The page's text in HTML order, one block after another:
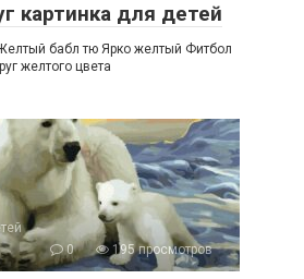
картинка для детей
бабл тю Ярко желтый Фитбол
желтого цвета
0
195 просмотров